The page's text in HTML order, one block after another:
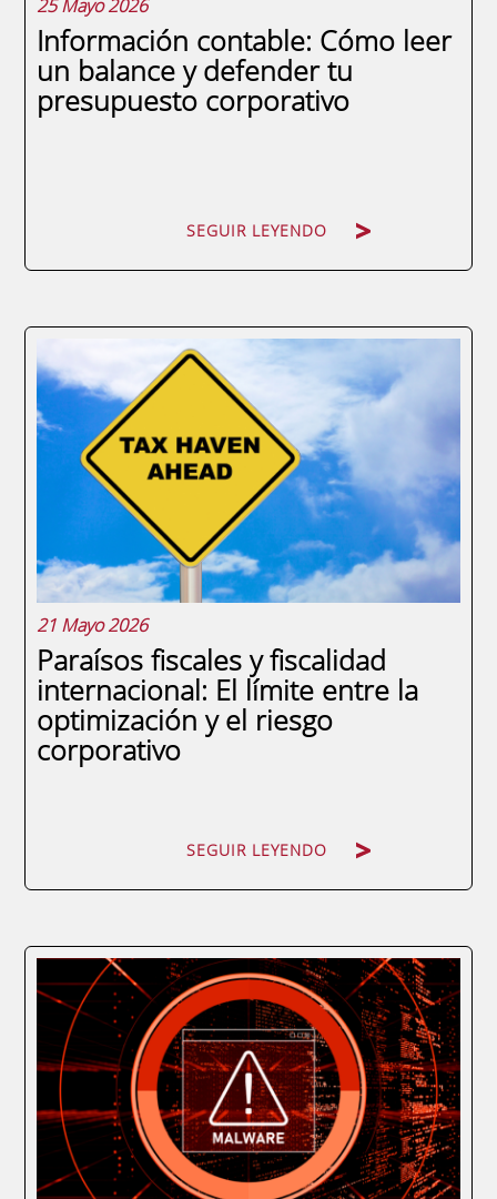
25 Mayo 2026
Información contable: Cómo leer
un balance y defender tu
presupuesto corporativo
SEGUIR LEYENDO
La contabilidad es el idioma universal de los
negocios. Para un directivo o responsable
de área, delegar la comprensión financiera
exclusivamente en el departamento del
CFO es un error estratégico. No saber
interpretar una cuenta de resultados o un...
21 Mayo 2026
Paraísos fiscales y fiscalidad
internacional: El límite entre la
optimización y el riesgo
corporativo
SEGUIR LEYENDO
En el actual ecosistema financiero global, la
transparencia es la norma y la opacidad es
un riesgo inasumible. Operar con
estructuras societarias en jurisdicciones de
baja tributación (comúnmente conocidas
como paraísos fiscales) sin un respaldo...